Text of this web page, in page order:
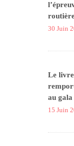
30 Juin
Le
au
15 Juin